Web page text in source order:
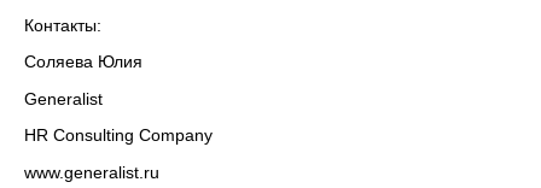
Контакты:
Соляева Юлия
Generalist
HR Consulting Company
www.generalist.ru